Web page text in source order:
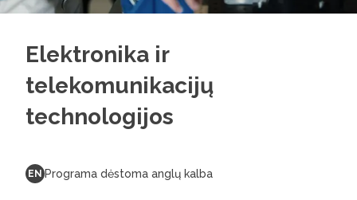
Elektronika ir
telekomunikacijų
technologijos
EN Programa dėstoma anglų kalba